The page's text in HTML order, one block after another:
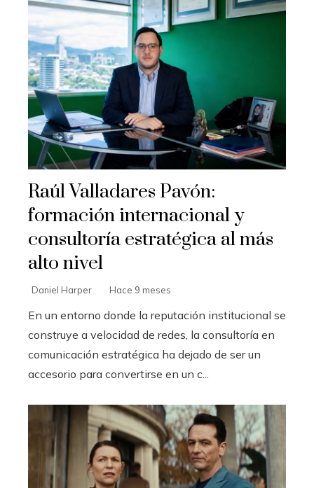
Raúl Valladares Pavón:
formación internacional y
consultoría estratégica al más
alto nivel
Daniel Harper Hace 9 meses
En un entorno donde la reputación institucional se
construye a velocidad de redes, la consultoría en
comunicación estratégica ha dejado de ser un
accesorio para convertirse en un c...